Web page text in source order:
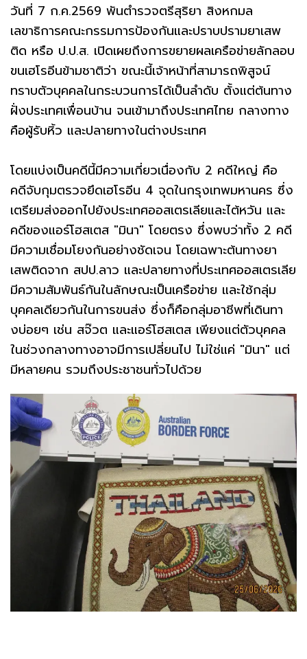
วันที่ 7 ก.ค.2569 พันตำรวจตรีสุริยา สิงหกมล
เลขาธิการคณะกรรมการป้องกันและปราบปรามยาเสพ
ติด หรือ ป.ป.ส. เปิดเผยถึงการขยายผลเครือข่ายลักลอบ
ขนเฮโรอีนข้ามชาติว่า ขณะนี้เจ้าหน้าที่สามารถพิสูจน์
ทราบตัวบุคคลในกระบวนการได้เป็นลำดับ ตั้งแต่ต้นทาง
ฝั่งประเทศเพื่อนบ้าน จนเข้ามาถึงประเทศไทย กลางทาง
คือผู้รับหิ้ว และปลายทางในต่างประเทศ
โดยแบ่งเป็นคดีนี้มีความเกี่ยวเนื่องกับ 2 คดีใหญ่ คือ
คดีจับกุมตรวจยึดเฮโรอีน 4 จุดในกรุงเทพมหานคร ซึ่ง
เตรียมส่งออกไปยังประเทศออสเตรเลียและไต้หวัน และ
คดีของแอร์โฮสเตส "มินา" โดยตรง ซึ่งพบว่าทั้ง 2 คดี
มีความเชื่อมโยงกันอย่างชัดเจน โดยเฉพาะต้นทางยา
เสพติดจาก สปป.ลาว และปลายทางที่ประเทศออสเตรเลีย
มีความสัมพันธ์กันในลักษณะเป็นเครือข่าย และใช้กลุ่ม
บุคคลเดียวกันในการขนส่ง ซึ่งก็คือกลุ่มอาชีพที่เดินทา
งบ่อยๆ เช่น สจ๊วต และแอร์โฮสเตส เพียงแต่ตัวบุคคล
ในช่วงกลางทางอาจมีการเปลี่ยนไป ไม่ใช่แค่ "มินา" แต่
มีหลายคน รวมถึงประชาชนทั่วไปด้วย